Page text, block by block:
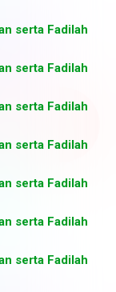
serta Fadilah
serta Fadilah
serta Fadilah
serta Fadilah
serta Fadilah
serta Fadilah
serta Fadilah